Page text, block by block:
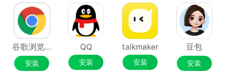
谷歌浏览器Google Chrome
安装
QQ
安装
talkmaker
安装
豆包
安装